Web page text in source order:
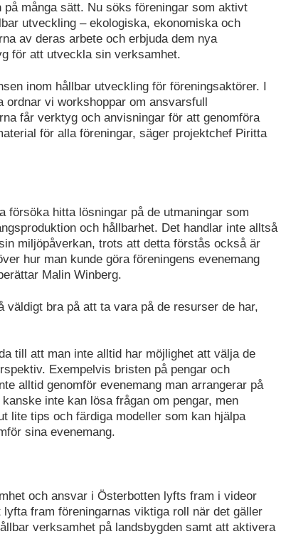
många sätt. Nu söks föreningar som aktivt
utveckling – ekologiska, ekonomiska och
av deras arbete och erbjuda dem nya
för att utveckla sin verksamhet.
inom hållbar utveckling för föreningsaktörer. I
ordnar vi workshoppar om ansvarsfull
får verktyg och anvisningar för att genomföra
för alla föreningar, säger projektchef Piritta
försöka hitta lösningar på de utmaningar som
och hållbarhet. Det handlar inte alltså
miljöpåverkan, trots att detta förstås också är
hur man kunde göra föreningens evenemang
Malin Winberg.
bra på att ta vara på de resurser de har,
till att man inte alltid har möjlighet att välja de
Exempelvis bristen på pengar och
alltid genomför evenemang man arrangerar på
inte kan lösa frågan om pengar, men
lite tips och färdiga modeller som kan hjälpa
sina evenemang.
och ansvar i Österbotten lyfts fram i videor
fram föreningarnas viktiga roll när det gäller
verksamhet på landsbygden samt att aktivera